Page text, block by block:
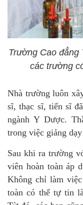
Trường Cao đẳng
các trường
Nhà trường luôn
sĩ, thạc sĩ, tiến sĩ
ngành Y Dược.
trong việc giảng
Sau khi ra trường
viên hoàn toàn áp
Không chỉ làm
toàn có thể tự tin